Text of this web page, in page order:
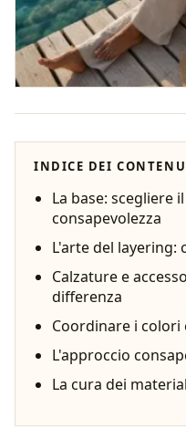
INDICE DEI
La base: scegliere
consapevolezza
L'arte del layering:
Calzature e
differenza
Coordinare i colori
L'approccio
La cura dei